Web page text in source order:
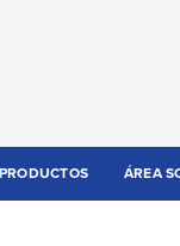
PRODUCTOS ÁREA